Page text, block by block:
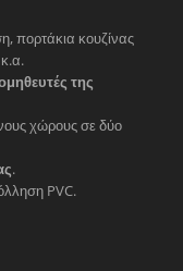
πορτάκια κουζίνας
της
χώρους σε δύο
.
PVC.